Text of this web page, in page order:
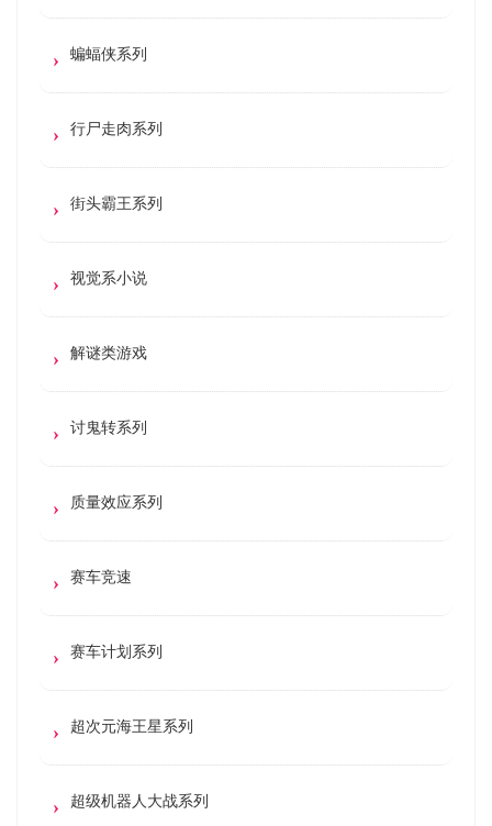
蝙蝠侠系列
行尸走肉系列
街头霸王系列
视觉系小说
解谜类游戏
讨鬼转系列
质量效应系列
赛车竞速
赛车计划系列
超次元海王星系列
超级机器人大战系列